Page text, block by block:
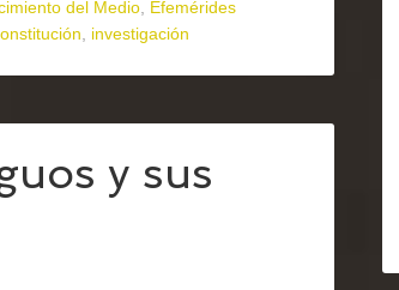
del Medio Efemérides
investigación
y sus